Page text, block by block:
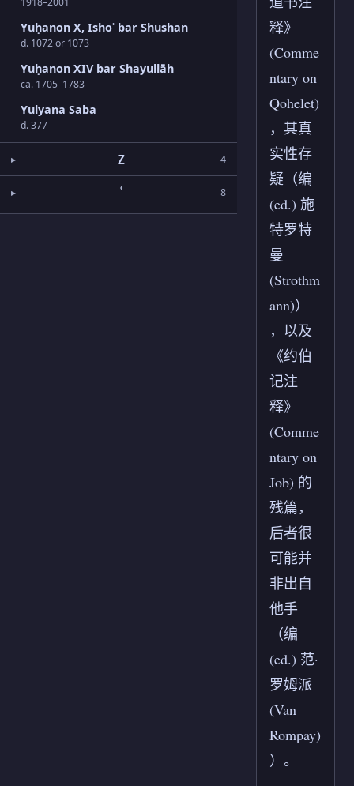
Yuḥanon X, Ishoʿ bar Shushan
d. 1072 or 1073
Yuḥanon XIV bar Shayullāh
ca. 1705–1783
Yulyana Saba
d. 377
Z 4
ʿ 8
释》
(Comme
ntary on
Qohelet)
，其真
实性存
疑（编
(ed.) 施
特罗特
曼
(Strothm
ann)）
，以及
《约伯
记注
释》
(Comme
ntary on
Job) 的
残篇，
后者很
可能并
非出自
他手
（编
(ed.) 范·
罗姆派
(Van
Rompay)
）。